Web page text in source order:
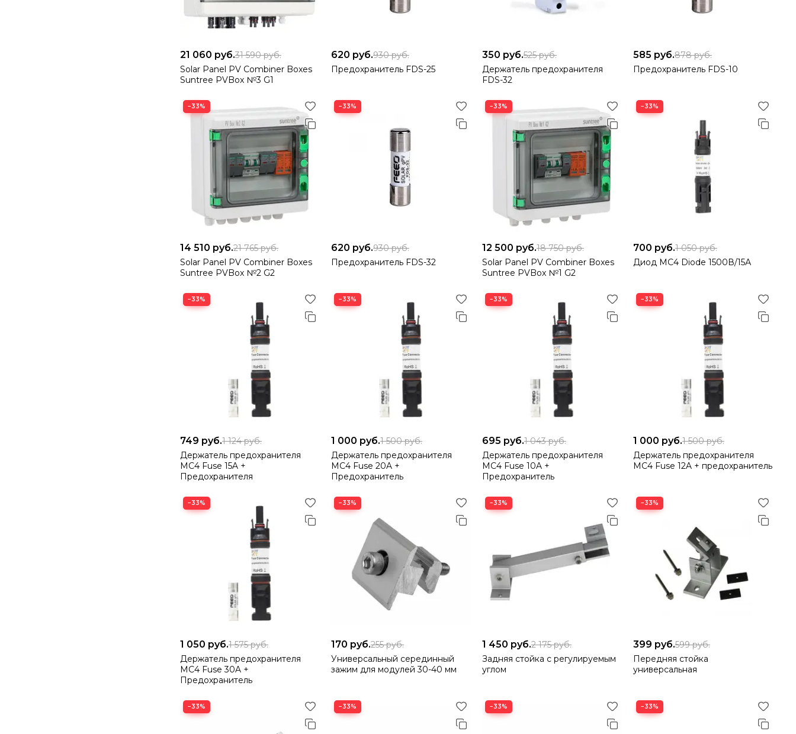
21 060 руб.31 590руб.
Solar Panel PV Combiner Boxes
Suntree PVBox №3 G1
620 руб.930руб.
Предохранитель FDS-25
350 руб.525руб.
Держатель предохранителя
FDS-32
585 руб.878руб.
Предохранитель FDS-10
−33%
14 510 руб.21 765руб.
Solar Panel PV Combiner Boxes
Suntree PVBox №2 G2
−33%
620 руб.930руб.
Предохранитель FDS-32
−33%
12 500 руб.18 750руб.
Solar Panel PV Combiner Boxes
Suntree PVBox №1 G2
−33%
700 руб.1 050руб.
Диод MC4 Diode 1500В/15А
−33%
749 руб.1 124руб.
Держатель предохранителя
MC4 Fuse 15A +
Предохранителя
−33%
1 000 руб.1 500руб.
Держатель предохранителя
MC4 Fuse 20A +
Предохранитель
−33%
695 руб.1 043руб.
Держатель предохранителя
MC4 Fuse 10A +
Предохранитель
−33%
1 000 руб.1 500руб.
Держатель предохранителя
MC4 Fuse 12A + предохранитель
−33%
1 050 руб.1 575руб.
Держатель предохранителя
MC4 Fuse 30A +
Предохранитель
−33%
170 руб.255руб.
Универсальный серединный
зажим для модулей 30-40 мм
−33%
1 450 руб.2 175руб.
Задняя стойка с регулируемым
углом
−33%
399 руб.599руб.
Передняя стойка
универсальная
−33% −33% −33% −33%